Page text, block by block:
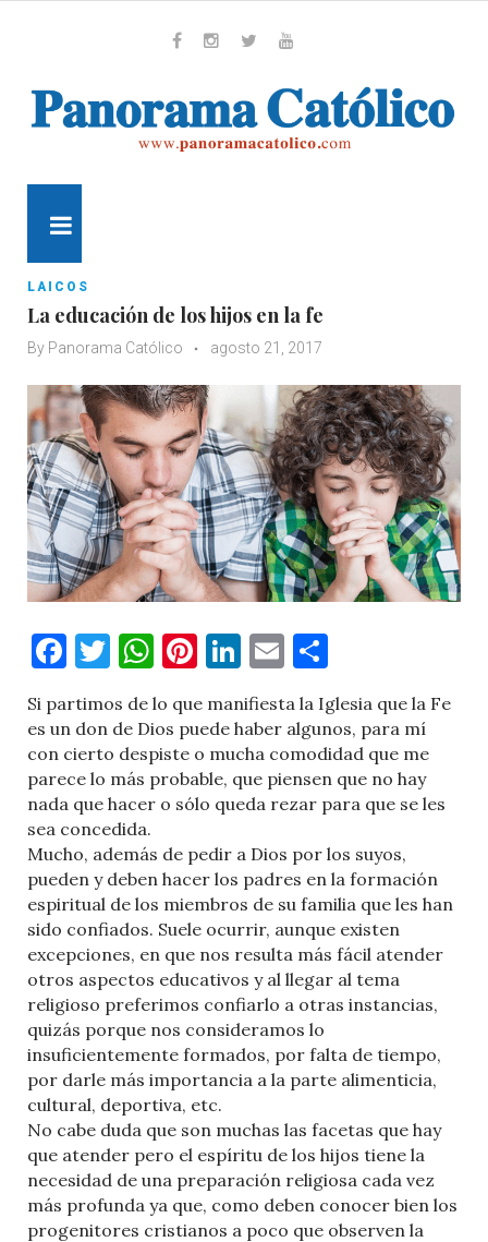
LAICOS
La educación de los hijos en la fe
By Panorama Católico agosto 21, 2017
Facebook
Twitter
WhatsApp
Pinterest
LinkedIn
Email
Si partimos de lo que manifiesta la Iglesia que la Fe
es un don de Dios puede haber algunos, para mí
con cierto despiste o mucha comodidad que me
parece lo más probable, que piensen que no hay
nada que hacer o sólo queda rezar para que se les
sea concedida.
Mucho, además de pedir a Dios por los suyos,
pueden y deben hacer los padres en la formación
espiritual de los miembros de su familia que les han
sido confiados. Suele ocurrir, aunque existen
excepciones, en que nos resulta más fácil atender
otros aspectos educativos y al llegar al tema
religioso preferimos confiarlo a otras instancias,
quizás porque nos consideramos lo
insuficientemente formados, por falta de tiempo,
por darle más importancia a la parte alimenticia,
cultural, deportiva, etc.
No cabe duda que son muchas las facetas que hay
que atender pero el espíritu de los hijos tiene la
necesidad de una preparación religiosa cada vez
más profunda ya que, como deben conocer bien los
progenitores cristianos a poco que observen la